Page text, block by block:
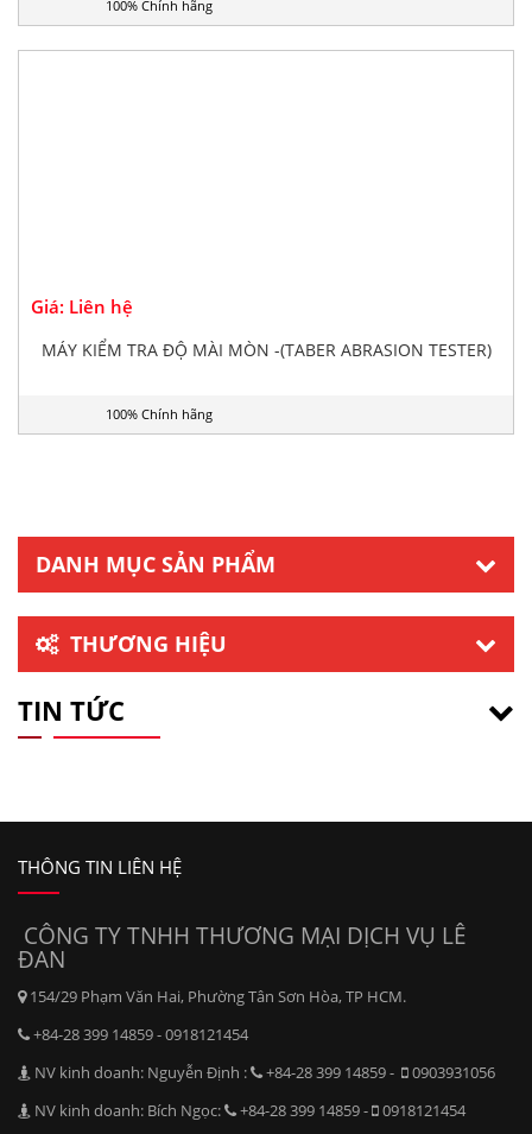
100% Chính hãng
Giá: Liên hệ
MÁY KIỂM TRA ĐỘ MÀI MÒN -(TABER ABRASION TESTER)
100% Chính hãng
DANH MỤC SẢN PHẨM
THƯƠNG HIỆU
TIN TỨC
THÔNG TIN LIÊN HỆ
CÔNG TY TNHH THƯƠNG MẠI DỊCH VỤ LÊ
ĐAN
154/29 Phạm Văn Hai, Phường Tân Sơn Hòa, TP HCM.
+84-28 399 14859 - 0918121454
NV kinh doanh: Nguyễn Định :
+84-28 399 14859 -
0903931056
NV kinh doanh: Bích Ngọc:
+84-28 399 14859 -
0918121454